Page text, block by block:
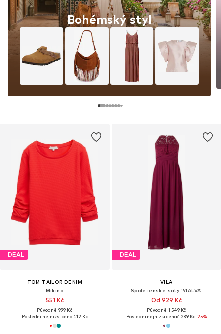
DEAL
TOM TAILOR DENIM
Mikina
551 Kč
Původně: 999 Kč
Poslední nejnižší cena:412 Kč
Bohémský styl
DEAL
VILA
Společenské šaty 'VIALVA'
Od 929 Kč
Původně: 1 549 Kč
Poslední nejnižší cena:1 239 Kč-25%